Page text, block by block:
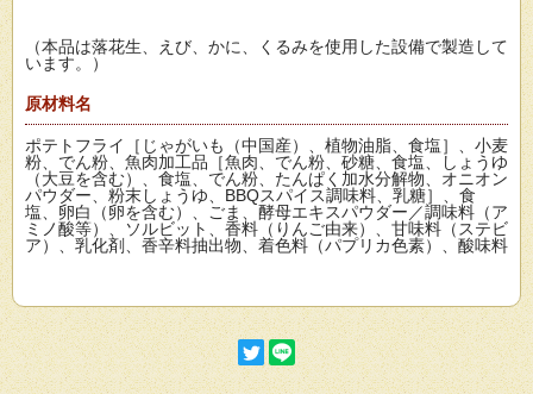
（本品は落花生、えび、かに、くるみを使用した設備で製造して
います。）
原材料名
ポテトフライ［じゃがいも（中国産）、植物油脂、食塩］、小麦
粉、でん粉、魚肉加工品［魚肉、でん粉、砂糖、食塩、しょうゆ
（大豆を含む）、食塩、でん粉、たんぱく加水分解物、オニオン
パウダー、粉末しょうゆ、BBQスパイス調味料、乳糖］、食
塩、卵白（卵を含む）、ごま、酵母エキスパウダー／調味料（ア
ミノ酸等）、ソルビット、香料（りんご由来）、甘味料（ステビ
ア）、乳化剤、香辛料抽出物、着色料（パプリカ色素）、酸味料